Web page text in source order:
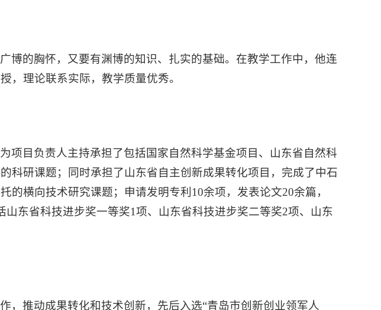
博的胸怀，又要有渊博的知识、扎实的基础。在教学工作中，他连
，理论联系实际，教学质量优秀。
项目负责人主持承担了包括国家自然科学基金项目、山东省自然科
科研课题；同时承担了山东省自主创新成果转化项目，完成了中石
的横向技术研究课题；申请发明专利10余项，发表论文20余篇，
东省科技进步奖一等奖1项、山东省科技进步奖二等奖2项、山东
，推动成果转化和技术创新，先后入选“青岛市创新创业领军人